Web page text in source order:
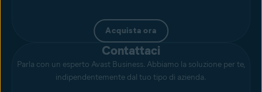
Acquista ora
Contattaci
Parla con un esperto Avast Business. Abbiamo la soluzione per te,
indipendentemente dal tuo tipo di azienda.